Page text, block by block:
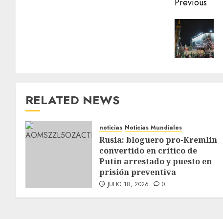
RELATED NEWS
noticias Noticias Mundiales
Rusia: bloguero pro-Kremlin
convertido en crítico de
Putin arrestado y puesto en
prisión preventiva
JULIO 18, 2026 0